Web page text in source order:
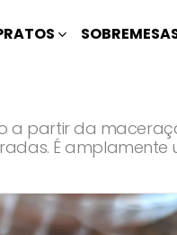
a partir da
É